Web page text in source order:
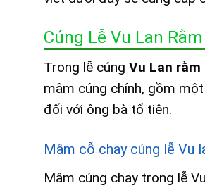
Cúng Lễ Vu Lan
Trong lễ cúng Vu Lan
mâm cúng chính, gồm
đối với ông bà tổ tiên.
Mâm cỗ chay cúng lễ Vu
Mâm cúng chay trong lễ